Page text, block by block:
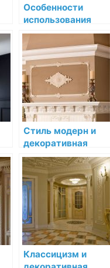
Особенности
использования
декоративной
лепнины в
средневековых
интерьерах
Стиль модерн и
декоративная
лепнина:
воплощение
новаторства
Классицизм и